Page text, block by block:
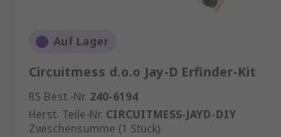
Auf Lager
Circuitmess d.o.o Jay-D Erfinder-Kit
RS Best.-Nr. 240-6194
Herst. Teile-Nr. CIRCUITMESS-JAYD-DIY
Zwischensumme (1 Stück)